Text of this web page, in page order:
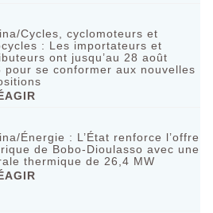
Cycles, cyclomoteurs et
: Les importateurs et
ont jusqu’au 28 août
pour se conformer aux nouvelles
Énergie : L’État renforce l’offre
de Bobo-Dioulasso avec une
thermique de 26,4 MW